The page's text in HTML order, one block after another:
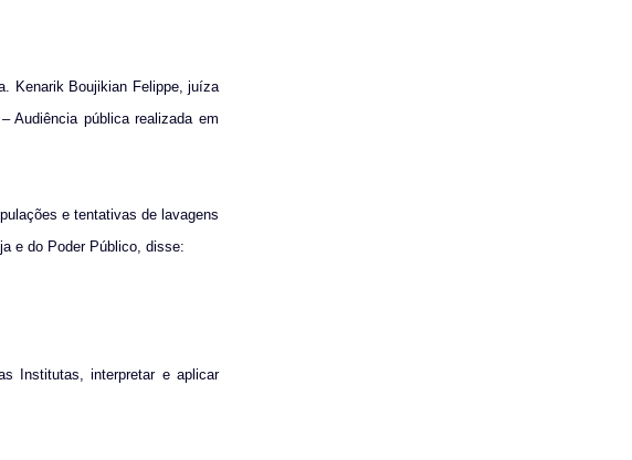
Kenarik Boujikian Felippe, juíza
Audiência pública realizada em
e tentativas de lavagens
e do Poder Público, disse:
Institutas, interpretar e aplicar